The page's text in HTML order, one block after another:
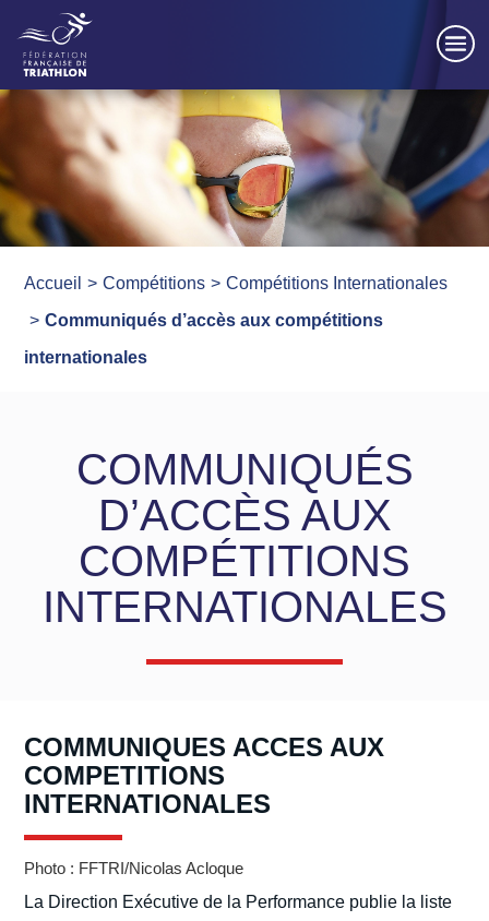
Accueil Compétitions
Compétitions Internationales
Communiqués d’accès aux compétitions
internationales
COMMUNIQUÉS
D’ACCÈS AUX
COMPÉTITIONS
INTERNATIONALES
COMMUNIQUES ACCES AUX
COMPETITIONS
INTERNATIONALES
Photo : FFTRI/Nicolas Acloque
La Direction Exécutive de la Performance publie la liste
Panneau de gestion des cookies